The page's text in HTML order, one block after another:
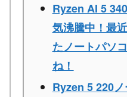
Ryzen AI 5
気沸騰中！最
たノートパソ
ね！
Ryzen 5 220